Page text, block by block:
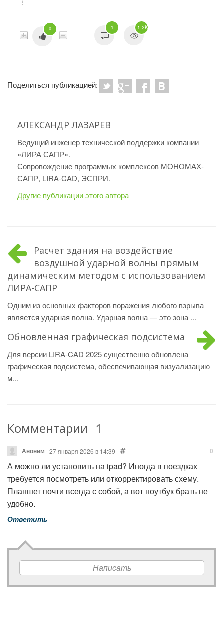
0 1 1.2K
Поделиться публикацией:
АЛЕКСАНДР ЛАЗАРЕВ
Ведущий инженер технической поддержки компании
«ЛИРА САПР».
Сопровождение программых комплексов МОНОМАХ-
САПР, LIRA-CAD, ЭСПРИ.
Другие публикации этого автора
Расчет здания на воздействие
воздушной ударной волны прямым
динамическим методом с использованием
ЛИРА-САПР
Одним из основных факторов поражения любого взрыва
является ударная волна. Ударная волна — это зона ...
Обновлённая графическая подсистема
Для версии LIRA-CAD 2025 существенно обновлена
графическая подсистема, обеспечивающая визуализацию
м...
Комментарии 1
Аноним 27 января 2026 в 14:39 0
А можно ли установить на ipad? Иногда в поездках
требуется посмотреть или откорректировать схему.
Планшет почти всегда с собой, а вот ноутбук брать не
удобно.
Ответить
Написать